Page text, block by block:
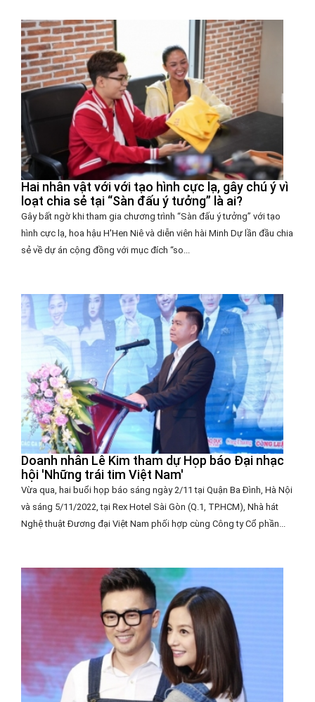
Hai nhân vật với với tạo hình cực lạ, gây chú ý vì
loạt chia sẻ tại “Sàn đấu ý tưởng” là ai?
Gây bất ngờ khi tham gia chương trình “Sàn đấu ý tưởng” với tạo
hình cực lạ, hoa hậu H'Hen Niê và diễn viên hài Minh Dự lần đầu chia
sẻ về dự án cộng đồng với mục đích “so...
Doanh nhân Lê Kim tham dự Họp báo Đại nhạc
hội 'Những trái tim Việt Nam'
Vừa qua, hai buổi họp báo sáng ngày 2/11 tại Quận Ba Đình, Hà Nội
và sáng 5/11/2022, tại Rex Hotel Sài Gòn (Q.1, TP.HCM), Nhà hát
Nghệ thuật Đương đại Việt Nam phối hợp cùng Công ty Cổ phần...